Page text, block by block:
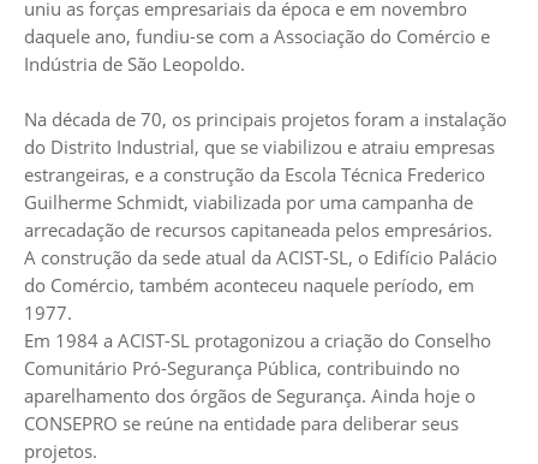
uniu as forças empresariais da época e em novembro
daquele ano, fundiu-se com a Associação do Comércio e
Indústria de São Leopoldo.
Na década de 70, os principais projetos foram a instalação
do Distrito Industrial, que se viabilizou e atraiu empresas
estrangeiras, e a construção da Escola Técnica Frederico
Guilherme Schmidt, viabilizada por uma campanha de
arrecadação de recursos capitaneada pelos empresários.
A construção da sede atual da ACIST-SL, o Edifício Palácio
do Comércio, também aconteceu naquele período, em
1977.
Em 1984 a ACIST-SL protagonizou a criação do Conselho
Comunitário Pró-Segurança Pública, contribuindo no
aparelhamento dos órgãos de Segurança. Ainda hoje o
CONSEPRO se reúne na entidade para deliberar seus
projetos.